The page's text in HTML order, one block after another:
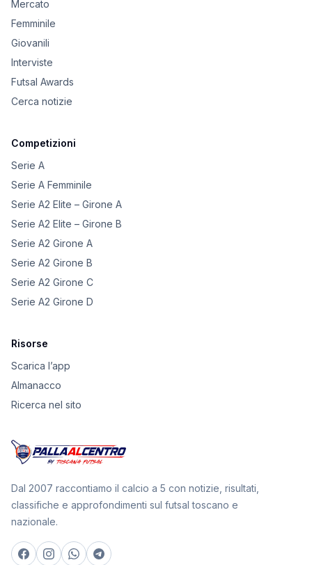
Mercato
Femminile
Giovanili
Interviste
Futsal Awards
Cerca notizie
Competizioni
Serie A
Serie A Femminile
Serie A2 Elite – Girone A
Serie A2 Elite – Girone B
Serie A2 Girone A
Serie A2 Girone B
Serie A2 Girone C
Serie A2 Girone D
Risorse
Scarica l’app
Almanacco
Ricerca nel sito
Dal 2007 raccontiamo il calcio a 5 con notizie, risultati,
classifiche e approfondimenti sul futsal toscano e
nazionale.